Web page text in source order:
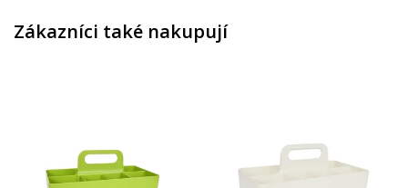
Zákazníci také nakupují